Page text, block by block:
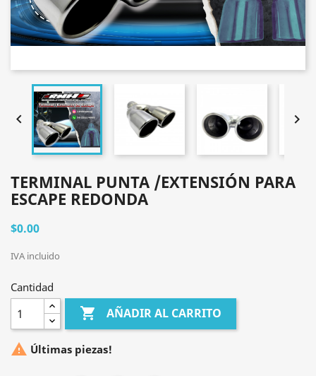
 
TERMINAL PUNTA /EXTENSIÓN PARA
ESCAPE REDONDA
$0.00
IVA incluido
Cantidad
 AÑADIR AL CARRITO
 Últimas piezas!